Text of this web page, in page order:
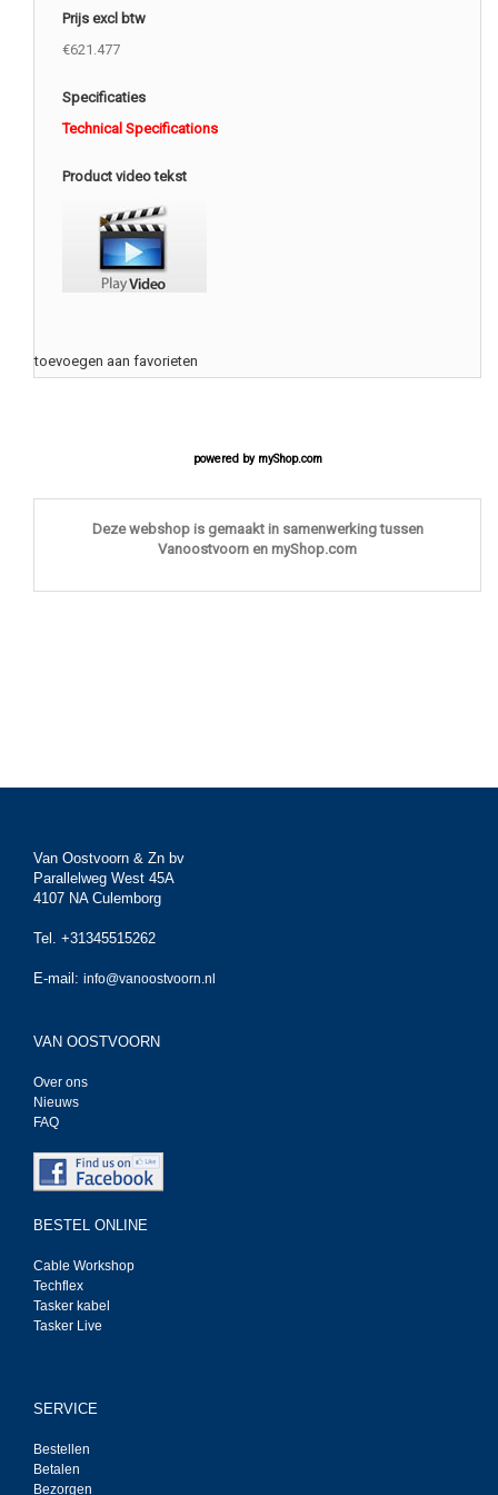
Prijs excl btw
€621.477
Specificaties
Technical Specifications
Product video tekst
toevoegen aan favorieten
powered by myShop.com
Deze webshop is gemaakt in samenwerking tussen
Vanoostvoorn en myShop.com
Van Oostvoorn & Zn bv
Parallelweg West 45A
4107 NA Culemborg
Tel. +31345515262
E-mail: info@vanoostvoorn.nl
VAN OOSTVOORN
Over ons
Nieuws
FAQ
BESTEL ONLINE
Cable Workshop
Techflex
Tasker kabel
Tasker Live
SERVICE
Bestellen
Betalen
Bezorgen